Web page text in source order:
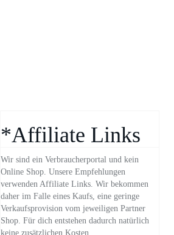
*Affiliate Links
Wir sind ein Verbraucherportal und kein
Online Shop. Unsere Empfehlungen
verwenden Affiliate Links. Wir bekommen
daher im Falle eines Kaufs, eine geringe
Verkaufsprovision vom jeweiligen Partner
Shop. Für dich entstehen dadurch natürlich
keine zusätzlichen Kosten.